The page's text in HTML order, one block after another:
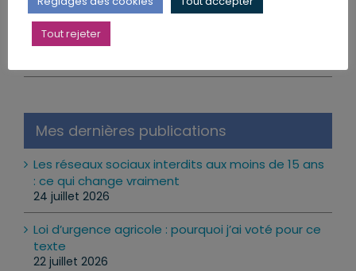
Mon Agenda
Mes dernières publications
Les réseaux sociaux interdits aux moins de 15 ans
: ce qui change vraiment
24 juillet 2026
Loi d’urgence agricole : pourquoi j’ai voté pour ce
texte
22 juillet 2026
Tout rejeter